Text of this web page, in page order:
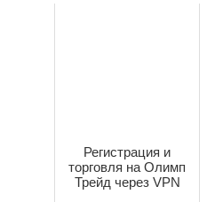
Регистрация и
торговля на Олимп
Трейд через VPN